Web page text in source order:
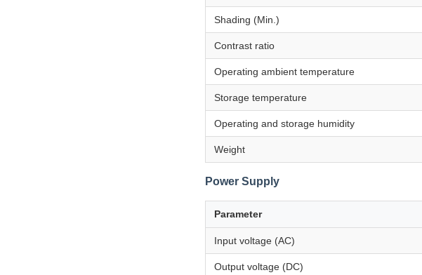
Shading (Min.)
Contrast ratio
Operating ambient temperature
Storage temperature
Operating and storage humidity
Weight
Power Supply
Parameter
Input voltage (AC)
Output voltage (DC)